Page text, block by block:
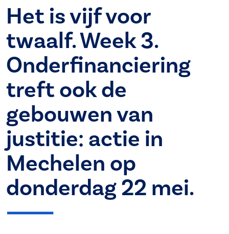
Het is vijf voor
twaalf. Week 3.
Onderfinanciering
treft ook de
gebouwen van
justitie: actie in
Mechelen op
donderdag 22 mei.